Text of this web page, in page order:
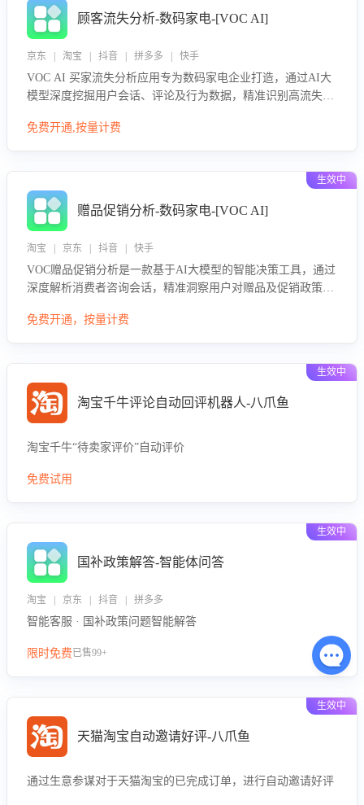
顾客流失分析-数码家电-[VOC AI]
京东 | 淘宝 | 抖音 | 拼多多 | 快手
VOC AI 买家流失分析应用专为数码家电企业打造，通过AI大
模型深度挖掘用户会话、评论及行为数据，精准识别高流失风
迟、竞品价格冲击等。系统自动输出可落地的挽回策略，迅速
免费开通,按量计费
生效中
赠品促销分析-数码家电-[VOC AI]
淘宝 | 京东 | 抖音 | 快手
VOC赠品促销分析是一款基于AI大模型的智能决策工具，通过
深度解析消费者咨询会话，精准洞察用户对赠品及促销政策的
求，帮助企业制定个性化赠品组合策略，优化资源投放并淘汰
免费开通，按量计费
生效中
淘宝千牛评论自动回评机器人-八爪鱼
淘宝千牛“待卖家评价”自动评价
免费试用
生效中
国补政策解答-智能体问答
淘宝 | 京东 | 抖音 | 拼多多
智能客服 · 国补政策问题智能解答
限时免费已售99+
生效中
天猫淘宝自动邀请好评-八爪鱼
通过生意参谋对于天猫淘宝的已完成订单，进行自动邀请好评